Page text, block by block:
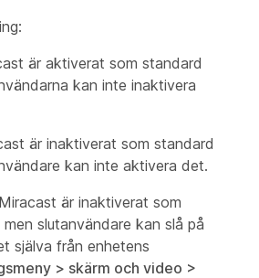
är aktiverat som standard
kan inte inaktivera
är inaktiverat som standard
kan inte aktivera det.
är inaktiverat som
slutanvändare kan slå på
själva från enhetens
> skärm och video >